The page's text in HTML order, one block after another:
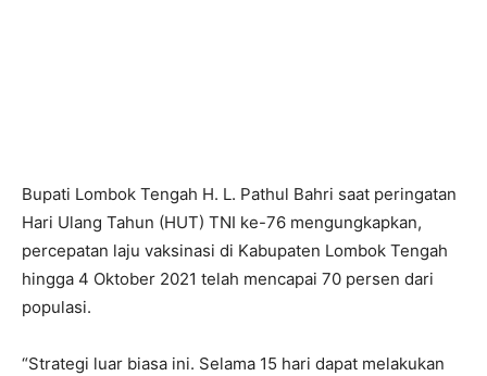
Bupati Lombok Tengah H. L. Pathul Bahri saat peringatan
Hari Ulang Tahun (HUT) TNI ke-76 mengungkapkan,
percepatan laju vaksinasi di Kabupaten Lombok Tengah
hingga 4 Oktober 2021 telah mencapai 70 persen dari
populasi.
“Strategi luar biasa ini. Selama 15 hari dapat melakukan